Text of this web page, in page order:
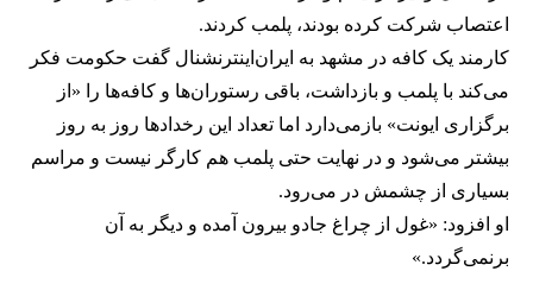
اعتصاب شرکت کرده بودند، پلمب کردند.
کارمند یک کافه در مشهد به ایران‌اینترنشنال گفت حکومت فکر
می‌کند با پلمب و بازداشت، باقی رستوران‌ها و کافه‌ها را «از
برگزاری ایونت» بازمی‌دارد اما تعداد این رخدادها روز به روز
بیشتر می‌شود و در نهایت حتی پلمب هم کارگر نیست و مراسم
بسیاری از چشمش در می‌رود.
او افزود: «غول از چراغ جادو بیرون آمده و دیگر به آن
برنمی‎‌گردد.»